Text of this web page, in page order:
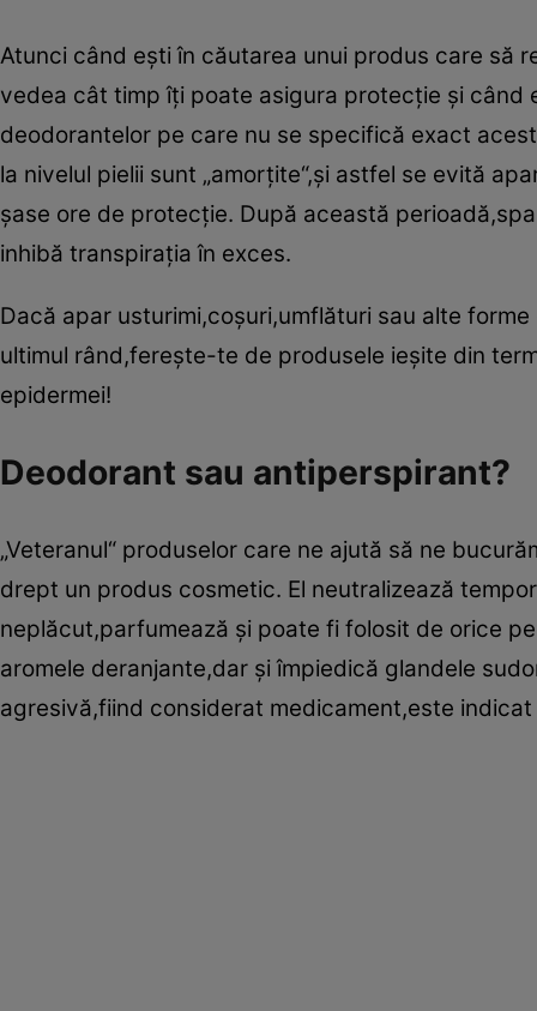
Atunci când eşti în căutarea unui produs care să
vedea cât timp îţi poate asigura protecţie şi când
deodorantelor pe care nu se specifică exact
la nivelul pielii sunt „amorţite“,şi astfel se evită
şase ore de protecţie. După această
inhibă transpiraţia în exces.
Dacă apar usturimi,coşuri,umflături sau alte
ultimul rând,fereşte-te de produsele ieşite din
epidermei!
Deodorant sau antiperspirant?
„Veteranul“ produselor care ne ajută să ne
drept un produs cosmetic. El neutralizează
neplăcut,parfumează şi poate fi folosit de orice
aromele deranjante,dar şi împiedică glandele
agresivă,fiind considerat medicament,este